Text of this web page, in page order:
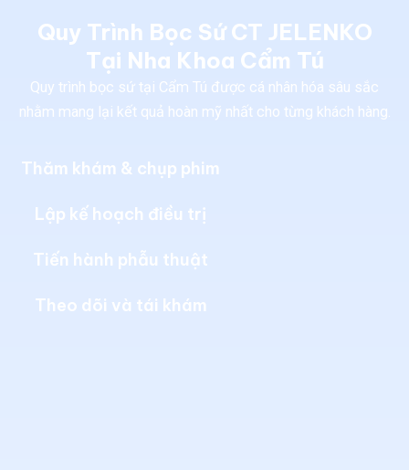
Quy Trình Bọc Sứ CT JELENKO
Tại Nha Khoa Cẩm Tú
Quy trình bọc sứ tại Cẩm Tú được cá nhân hóa sâu sắc
nhằm mang lại kết quả hoàn mỹ nhất cho từng khách hàng.
Thăm khám & chụp phim
Lập kế hoạch điều trị
Tiến hành phẫu thuật
Theo dõi và tái khám